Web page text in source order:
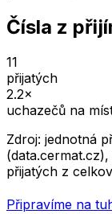
Čísla z
11
přijatých
2.2×
uchazečů na
Zdroj: jednotná
(data.cermat.cz),
přijatých z
Připravíme na